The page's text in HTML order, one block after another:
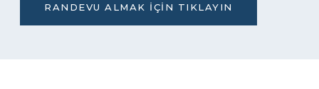
RANDEVU ALMAK İÇIN TIKLAYIN